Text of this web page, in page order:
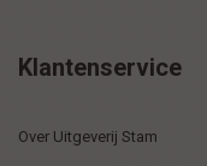
Klantenservice
Over Uitgeverij Stam